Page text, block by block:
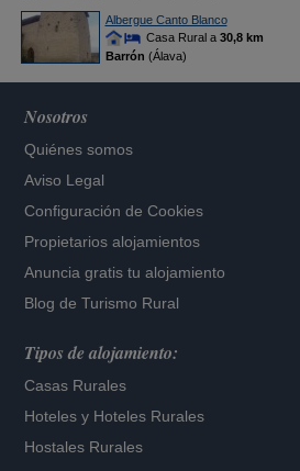
Albergue Canto Blanco
Casa Rural a 30,8 km
Barrón (Álava)
Nosotros
Quiénes somos
Aviso Legal
Configuración de Cookies
Propietarios alojamientos
Anuncia gratis tu alojamiento
Blog de Turismo Rural
Tipos de alojamiento:
Casas Rurales
Hoteles y Hoteles Rurales
Hostales Rurales